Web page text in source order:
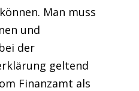
Man muss
und
der
geltend
Finanzamt als